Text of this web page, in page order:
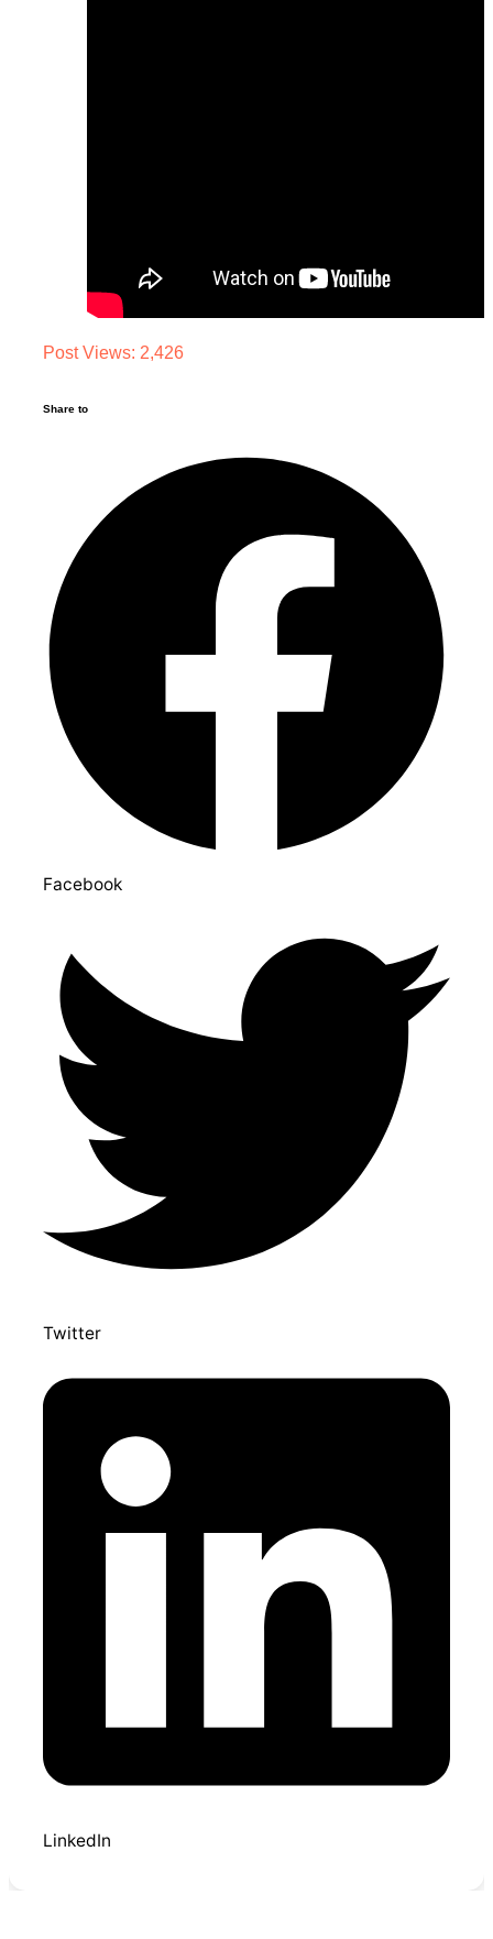
Post Views: 2,426
Share to
Facebook
Twitter
LinkedIn